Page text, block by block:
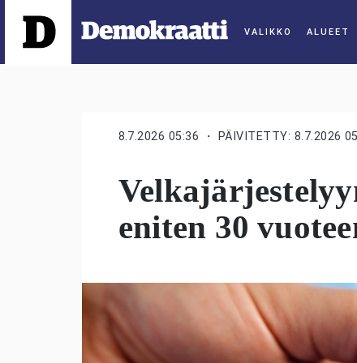
ALUEET
8.7.2026 05:36 ・ PÄIVITETTY: 8.7.2026
eniten 30